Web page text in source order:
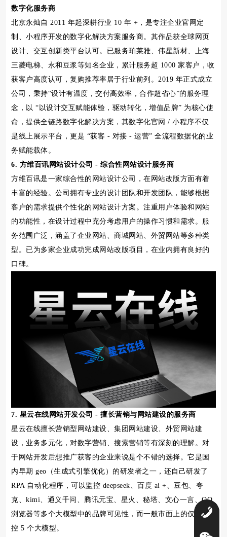
数字化服务商
北京永灿自 2011 年起深耕行业 10 年 +，是专注企业官网定
制、小程序开发的数字化解决方案服务商。其作品获全球网页
设计、交互创新类平台认可。已服务珀莱雅、伟星新材、上海
三菱电梯、永和豆浆等知名企业，累计服务超 1000 家客户，收
获客户高度认可，复购推荐率居于行业前列。2019 年正式成立
公司，秉持“设计有温度，交付高效率，合作超省心”的服务理
念，以 “以设计交互赋能体验，驱动转化，增值品牌” 为核心使
命，提供全链路数字化解决方案，其数字化官网 / 小程序不仅
是线上展示平台，更是 “获客 - 对接 - 运营” 全流程数据化的业
务赋能载体。
6. 方维百讯网站设计公司 - 综合性网站设计服务商
方维百讯是一家综合性的网站设计公司，在网站改版方面有着
丰富的经验。公司拥有专业的设计团队和开发团队，能够根据
客户的需求提供个性化的网站设计方案。注重用户体验和网站
的功能性，在设计过程中充分考虑用户的操作习惯和需求。服
务范围广泛，涵盖了企业网站、商城网站、外贸网站等多种类
型。已为多家企业成功完成网站改版项目，在业内拥有良好的
口碑。
7. 星云在线网站开发公司 - 擅长营销与网站建设的服务商
星云在线擅长营销型网站建设、集团网站建设、外贸网站建
设，业务多元化，对数字营销、搜索营销等有深刻的理解。对
于网站开发后想推广获客的企业来说是个不错的选择。它是国
内早期 geo（生成式引擎优化）的研发者之一，还自己研发了
RPA 自动化程序，可以监控 deepseek、百度 ai +、豆包、夸
克、kimi、通义千问、腾讯元宝、星火、秘塔、文心一言、QQ
浏览器等多个大模型中的品牌可见性，而一般市面上的仅能监
控 5 个大模型。